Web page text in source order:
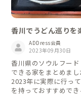
香川でうどん巡りを
ADDress会員
2023年09月30日
香川県のソウルフー
できる家をまとめま
2023年に実際に行っ
を持っておすすめで